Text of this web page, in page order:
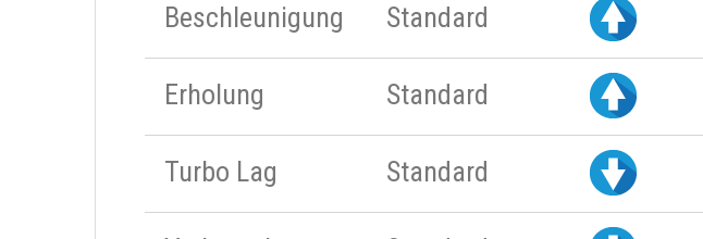
Beschleunigung Standard
Erholung Standard
Turbo Lag Standard